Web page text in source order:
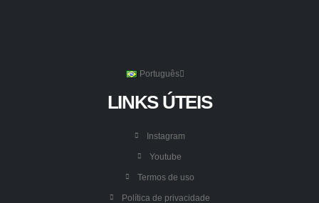
Português
LINKS ÚTEIS
Instagram
Youtube
Termos de uso
Política de privacidade